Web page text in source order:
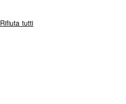
Rifiuta tutti